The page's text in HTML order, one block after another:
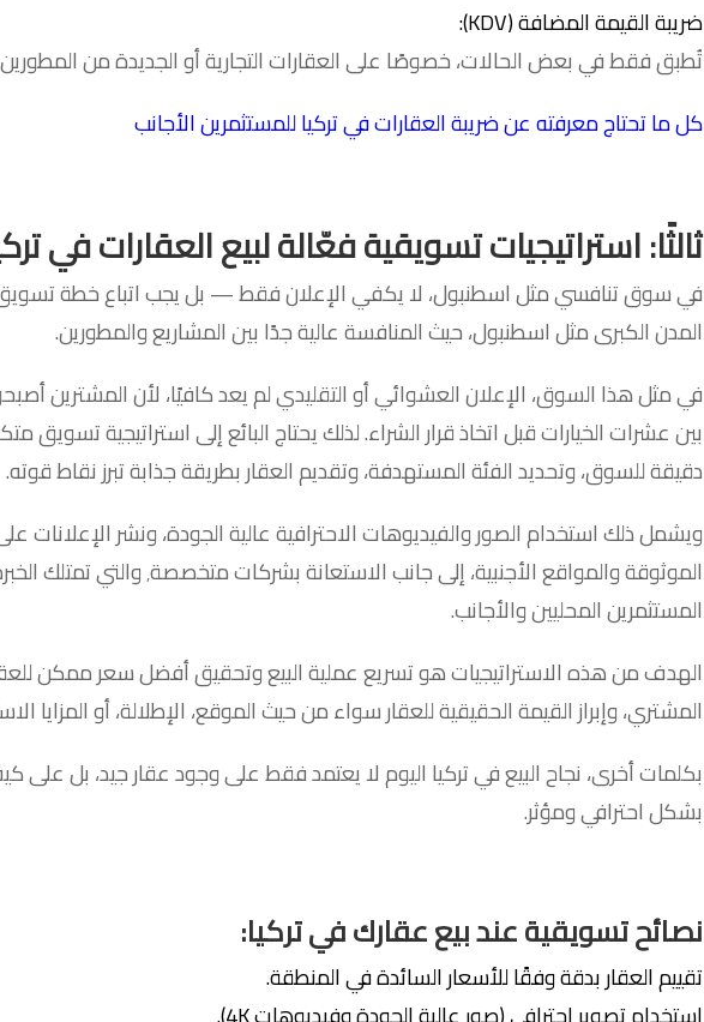
ضريبة القيمة المضافة (KDV):
تُطبق فقط في بعض الحالات، خصوصًا على العقارات التجارية أو الجديدة من
كل ما تحتاج معرفته عن ضريبة العقارات في تركيا للمستثمرين الأجانب
ثالثًا: استراتيجيات تسويقية فعّالة لبيع العقارات في
المدن الكبرى مثل اسطنبول، حيث المنافسة عالية جدًا بين المشاريع والمطورين.
في مثل هذا السوق، الإعلان العشوائي أو التقليدي لم يعد كافيًا، لأن المشترين
بين عشرات الخيارات قبل اتخاذ قرار الشراء. لذلك يحتاج البائع إلى استراتيجية تسويق
دقيقة للسوق، وتحديد الفئة المستهدفة، وتقديم العقار بطريقة جذابة تبرز نقاط قوته.
ويشمل ذلك استخدام الصور والفيديوهات الاحترافية عالية الجودة، ونشر الإعلانات
الموثوقة والمواقع الأجنبية، إلى جانب
المستثمرين المحليين والأجانب.
الهدف من هذه الاستراتيجيات هو تسريع عملية البيع وتحقيق أفضل سعر ممكن
المشتري، وإبراز القيمة الحقيقية للعقار سواء من حيث الموقع، الإطلالة، أو المزايا
بكلمات أخرى، نجاح البيع في تركيا اليوم لا يعتمد فقط على وجود عقار جيد، بل
بشكل احترافي ومؤثر.
نصائح تسويقيةعند بيع عقارك في تركيا:
تقييم العقار بدقة وفقًا للأسعار السائدة في المنطقة.